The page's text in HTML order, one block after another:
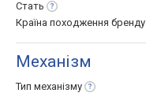
Стать
Країна походження бренду
Механізм
Тип механізму